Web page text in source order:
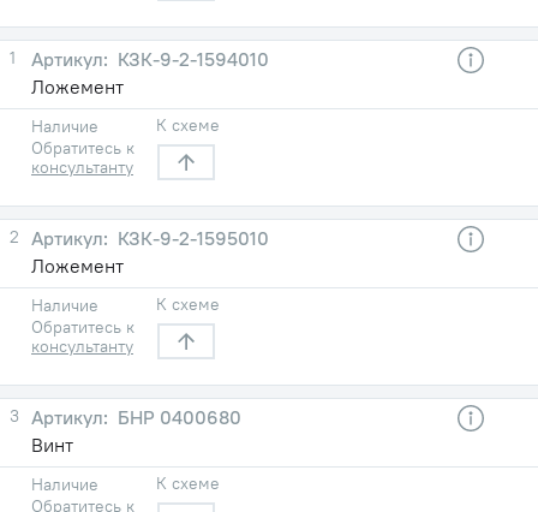
1
КЗК-9-2-1594010
Ложемент
Наличие
Обратитесь к
консультанту
К схеме
2
КЗК-9-2-1595010
Ложемент
Наличие
Обратитесь к
консультанту
К схеме
3
БНР 0400680
Винт
Наличие
Обратитесь к
К схеме